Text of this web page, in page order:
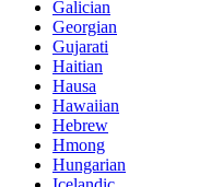
Galician
Georgian
Gujarati
Haitian
Hausa
Hawaiian
Hebrew
Hmong
Hungarian